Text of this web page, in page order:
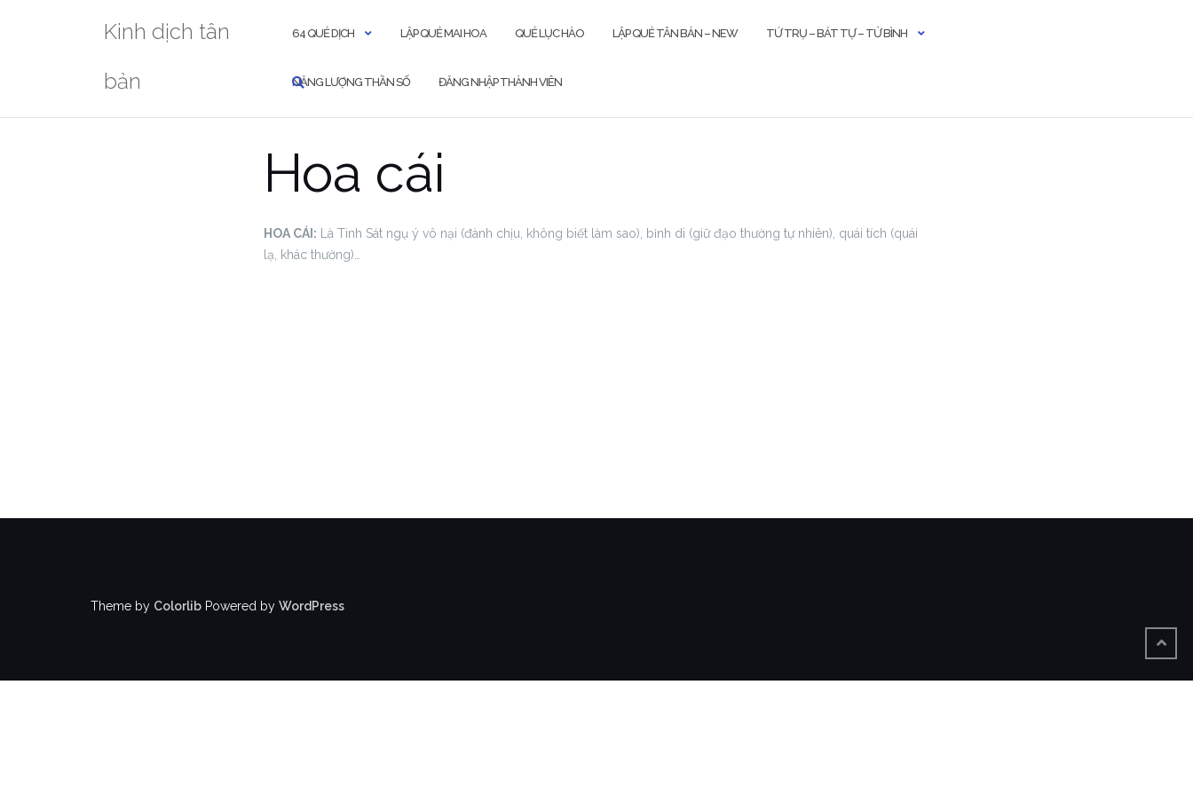
Kinh dịch tân
bản
64 QUẺ DỊCH LẬP QUẺ MAI HOA QUẺ LỤC HÀO LẬP QUẺ TÂN BẢN – NEW TỨ TRỤ – BÁT TỰ – TỬ BÌNH
NĂNG LƯỢNG THẦN SỐ ĐĂNG NHẬP THÀNH VIÊN
Hoa cái
HOA CÁI: Là Tinh Sát ngụ ý vô nại (đành chịu, không biết làm sao), bỉnh di (giữ đạo thường tự nhiên), quái tích (quái
lạ, khác thường)…
Theme by Colorlib Powered by WordPress